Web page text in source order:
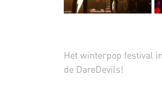
Het winterpop festival
de DareDevils!